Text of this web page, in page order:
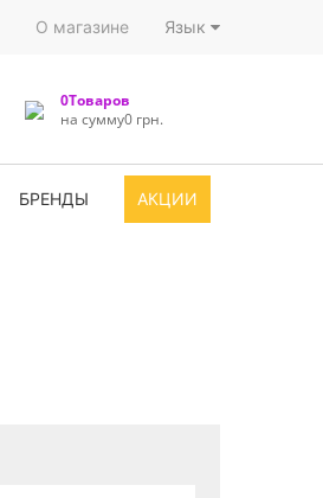
О магазине Язык
0Товаров
на сумму0 грн.
БРЕНДЫ АКЦИИ